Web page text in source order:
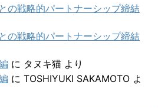
戦略的パートナーシップ締結
戦略的パートナーシップ締結
に タヌキ猫 より
に TOSHIYUKI SAKAMOTO よ